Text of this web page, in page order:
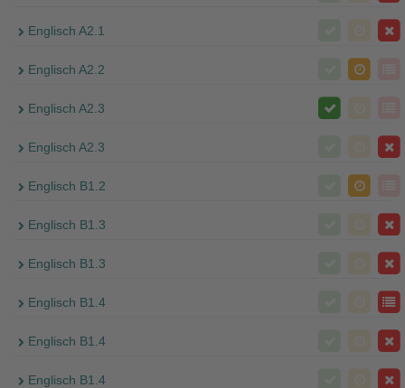
Englisch A2.1
Englisch A2.2
Englisch A2.3
Englisch A2.3
Englisch B1.2
Englisch B1.3
Englisch B1.3
Englisch B1.4
Englisch B1.4
Englisch B1.4